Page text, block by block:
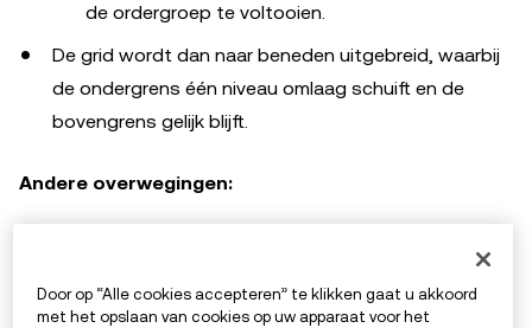
de ordergroep te voltooien.
De grid wordt dan naar beneden uitgebreid, waarbij
de ondergrens één niveau omlaag schuift en de
bovengrens gelijk blijft.
Andere overwegingen:
beneden uitbreiden. Deze waarden blijven vaststaan
Door op “Alle cookies accepteren” te klikken gaat u akkoord
met het opslaan van cookies op uw apparaat voor het